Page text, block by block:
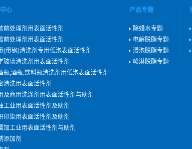
心
前处理剂用表面活性剂
前处理剂用表面活性剂
(带钢)清洗剂专用低泡表面活性剂
玻璃清洗剂用表面活性剂
瓶,酒瓶,饮料瓶清洗剂用低泡表面活性剂
清洗用表面活性剂
及商用洗涤剂用表面活性剂与助剂
工业用表面活性剂及助剂
印染用表面活性剂及助剂
加工业用表面活性剂与助剂
添加剂
产品专题
除蜡水专题
电解脱脂专题
浸泡脱脂专题
喷淋脱脂专题